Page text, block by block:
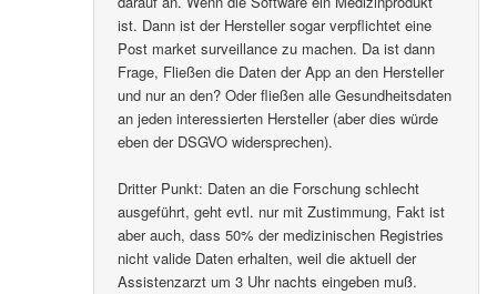
ist. Dann ist der Hersteller sogar verpflichtet eine
Post market surveillance zu machen. Da ist dann
Frage, Fließen die Daten der App an den Hersteller
und nur an den? Oder fließen alle Gesundheitsdaten
an jeden interessierten Hersteller (aber dies würde
eben der DSGVO widersprechen).
Dritter Punkt: Daten an die Forschung schlecht
ausgeführt, geht evtl. nur mit Zustimmung, Fakt ist
aber auch, dass 50% der medizinischen Registries
nicht valide Daten erhalten, weil die aktuell der
Assistenzarzt um 3 Uhr nachts eingeben muß.